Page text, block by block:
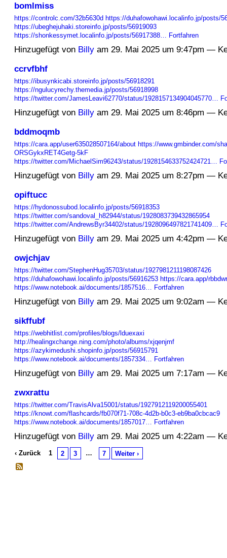
bomlmiss
https://controlc.com/32b5630d https://duhafowohawi.localinfo.jp/posts/
https://ubeghejuhaki.storeinfo.jp/posts/56919093
https://shonkessymet.localinfo.jp/posts/56917388… Fortfahren
Hinzugefügt von Billyam 29. Mai 2025 um 9:47pm —
ccrvfbhf
https://ibusynkicabi.storeinfo.jp/posts/56918291
https://ngulucyrechy.themedia.jp/posts/56918998
https://twitter.com/JamesLeavi62770/status/1928157134904045770…
Hinzugefügt von Billyam 29. Mai 2025 um 8:46pm —
bddmoqmb
https://cara.app/user635028507164/about https://www.gmbinder.com/
ORSGykxRET4Getg-5kF
https://twitter.com/MichaelSim96243/status/1928154633752424721…
Hinzugefügt von Billyam 29. Mai 2025 um 8:27pm —
opiftucc
https://hydonossubod.localinfo.jp/posts/56918353
https://twitter.com/sandoval_h82944/status/1928083739432865954
https://twitter.com/AndrewsByr34402/status/1928096497821741409…
Hinzugefügt von Billyam 29. Mai 2025 um 4:42pm —
owjchjav
https://twitter.com/StephenHug35703/status/1927981211198087426
https://duhafowohawi.localinfo.jp/posts/56916253 https://cara.app/
https://www.notebook.ai/documents/1857516… Fortfahren
Hinzugefügt von Billyam 29. Mai 2025 um 9:02am —
sikffubf
https://webhitlist.com/profiles/blogs/lduexaxi
http://healingxchange.ning.com/photo/albums/xjqenjmf
https://azykimedushi.shopinfo.jp/posts/56915791
https://www.notebook.ai/documents/1857334… Fortfahren
Hinzugefügt von Billyam 29. Mai 2025 um 7:17am —
zwxrattu
https://twitter.com/TravisAlva15001/status/1927912119200055401
https://knowt.com/flashcards/fb070f71-708c-4d2b-b0c3-eb9ba0cbcac9
https://www.notebook.ai/documents/1857017…
Fortfahren
Hinzugefügt von Billyam 29. Mai 2025 um 4:22am —
‹ Zurück 1 2 3 … 7 Weiter ›